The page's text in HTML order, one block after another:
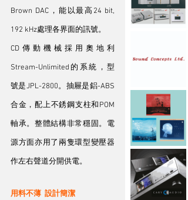
Brown DAC，能以最高24 bit,
192 kHz處理各界面的訊號。
CD傳動機械採用奧地利
Stream-Unlimited的系統，型
號是JPL-2800。抽屜是鋁-ABS
合金，配上不銹鋼支柱和POM
軸承。整體結構非常穩固。電
源方面亦用了兩隻環型變壓器
作左右聲道分開供電。
用料不薄  設計簡潔